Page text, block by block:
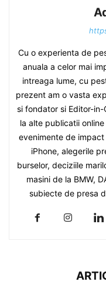
Cu o experienta de
anuala a celor mai
intreaga lume, cu
prezent am o vasta
si fondator si Editor-
la alte publicatii
evenimente de
iPhone, alegerile
burselor, deciziile
masini de la BMW,
subiecte de presa